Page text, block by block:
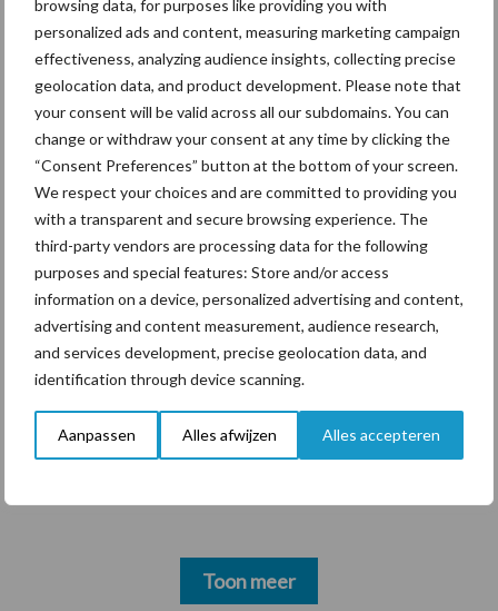
browsing data, for purposes like providing you with
personalized ads and content, measuring marketing campaign
effectiveness, analyzing audience insights, collecting precise
geolocation data, and product development. Please note that
your consent will be valid across all our subdomains. You can
change or withdraw your consent at any time by clicking the
“Consent Preferences” button at the bottom of your screen.
We respect your choices and are committed to providing you
with a transparent and secure browsing experience. The
third-party vendors are processing data for the following
purposes and special features: Store and/or access
information on a device, personalized advertising and content,
advertising and content measurement, audience research,
and services development, precise geolocation data, and
identification through device scanning.
Aanpassen Alles afwijzen Alles accepteren
Drie Franse bedrijven over
de grens van 14.000
kilogram melk
Themapagina's
Diergezondheid Bemesting Fokkerij
Derogatie Fosfaatrechten
Toon meer